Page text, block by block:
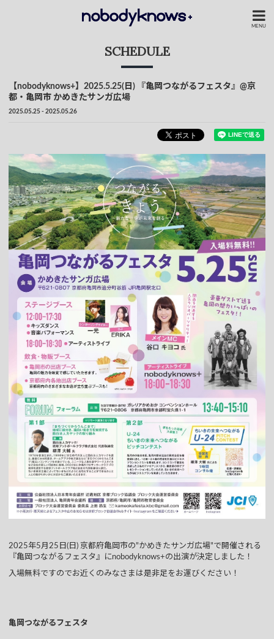
MENU
SCHEDULE
【nobodyknows+】2025.5.25(日) 『亀岡つながるフェスタ』@京
都・亀岡市 かめきたサンガ広場
2025.05.25 - 2025.05.26
2025年5月25日(日) 京都府亀岡市の"かめきたサンガ広場"で開催される
『亀岡つながるフェスタ』にnobodyknows+の出演が決定しました！
入場無料ですのでお近くのみなさまは是非足をお運びください！
亀岡つながるフェスタ